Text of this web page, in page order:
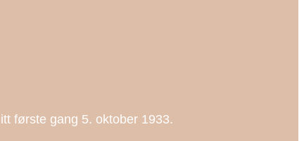
første gang 5. oktober 1933.